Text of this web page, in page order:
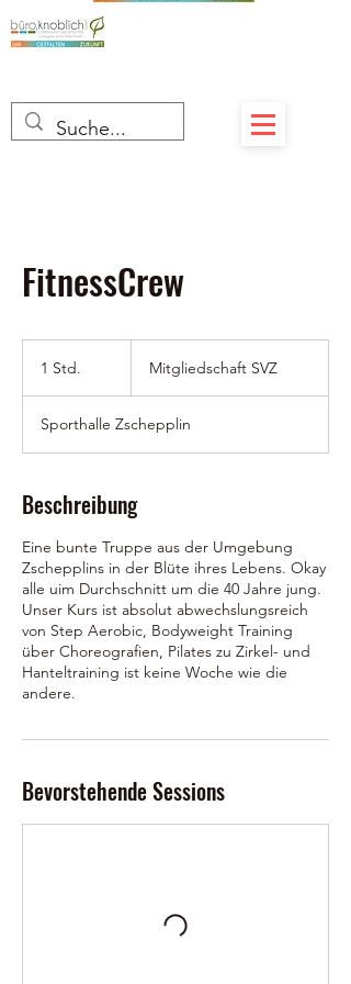
FitnessCrew
1 Std.
d
Mitgliedschaft SVZ
Sporthalle Zschepplin
Beschreibung
Eine bunte Truppe aus der Umgebung
Zschepplins in der Blüte ihres Lebens. Okay
alle uim Durchschnitt um die 40 Jahre jung.
Unser Kurs ist absolut abwechslungsreich
von Step Aerobic, Bodyweight Training
über Choreografien, Pilates zu Zirkel- und
Hanteltraining ist keine Woche wie die
andere.
Bevorstehende Sessions